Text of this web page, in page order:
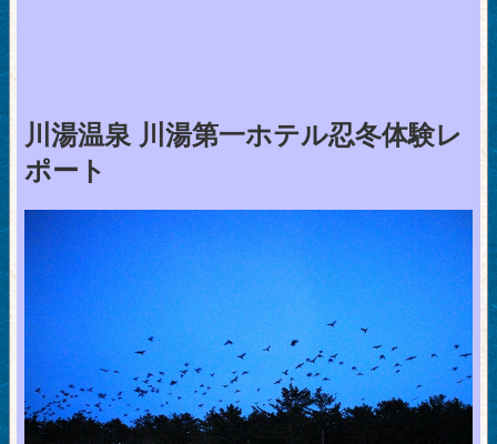
川湯温泉 川湯第一ホテル忍冬体験レ
ポート